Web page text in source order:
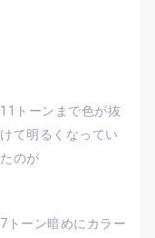
11トーンまで色が抜
けて明るくなってい
たのが
7トーン暗めにカラー